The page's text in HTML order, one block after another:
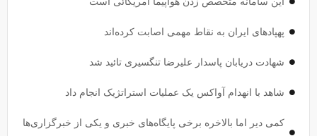
پهپاد‌های ایران به نقاط مهمی اصابت کرده‌اند
شهادت دریابان پاسدار علیرضا تنگسیری تائید شد
شاهد با انهدام آواکس یک عملیات استراتژیک انجام داد
کمی دیر اما بالاخره برخی پایگاه‌های خبری و یکی از خبرگزاری‌ها